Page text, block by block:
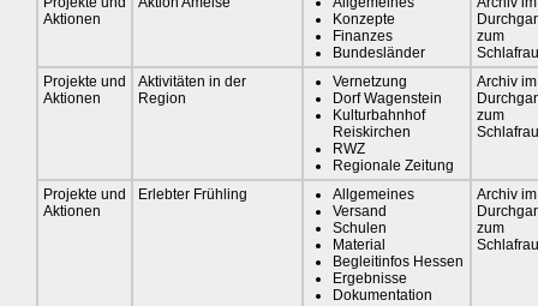
Aktionen
Konzepte
Finanzes
Bundesländer
zum
Projekte und
Aktionen
Aktivitäten in der
Region
Vernetzung
Dorf Wagenstein
Kulturbahnhof
Reiskirchen
RWZ
Regionale Zeitung
Archiv im
zum
Projekte und
Aktionen
Erlebter Frühling
Allgemeines
Versand
Schulen
Material
Begleitinfos Hessen
Ergebnisse
Dokumentation
Archiv im
zum